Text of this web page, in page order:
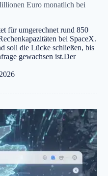
Euro monatlich bei
für umgerechnet rund 850
bei SpaceX.
soll die Lücke schließen, bis
gewachsen ist.Der